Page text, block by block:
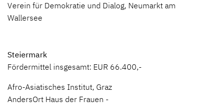
Verein für Demokratie und Dialog, Neumarkt am
Wallersee
Steiermark
Fördermittel insgesamt: EUR 66.400,-
Afro-Asiatisches Institut, Graz
AndersOrt Haus der Frauen -